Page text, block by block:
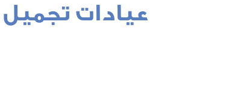
عيادات تجميل